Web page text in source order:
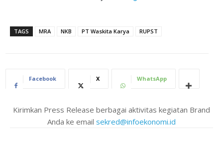
TAGS MRA NKB PT Waskita Karya RUPST
Facebook X WhatsApp
Kirimkan Press Release berbagai aktivitas kegiatan Brand
Anda ke email sekred@infoekonomi.id